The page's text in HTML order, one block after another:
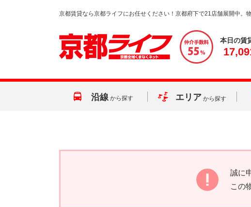
京都賃貸なら京都ライフにお任せください！京都府下で21店舗展開中。
本日の賃
沿線 から探す エリア から探す
誠に
この